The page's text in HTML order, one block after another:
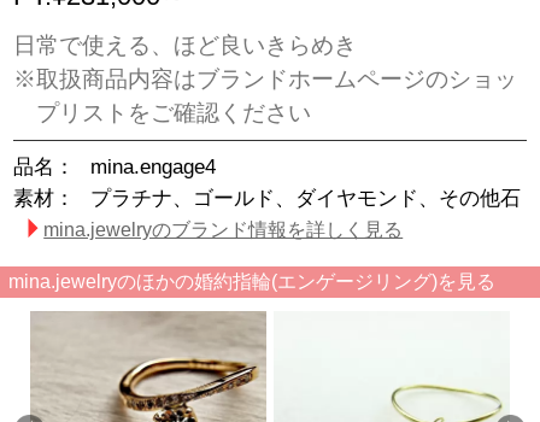
日常で使える、ほど良いきらめき
※取扱商品内容はブランドホームページのショッ
プリストをご確認ください
品名：
mina.engage4
素材：
プラチナ、ゴールド、ダイヤモンド、その他石
mina.jewelryのブランド情報を詳しく見る
mina.jewelryのほかの婚約指輪(エンゲージリング)を見る